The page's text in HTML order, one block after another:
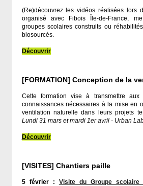
(Re)découvrez les vidéos réalisées lors
organisé avec Fibois Île-de-France,
groupes scolaires construits ou
biosourcés.
Découvrir
[FORMATION] Conception de la
Cette formation vise à transmettre aux
connaissances nécessaires à la mise en
ventilation naturelle dans leurs projets
Lundi 31 mars et mardi 1er avril - Urban
Découvrir
[VISITES] Chantiers paille
5 février : Visite du Groupe